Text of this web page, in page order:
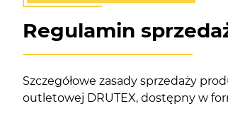
Regulamin
Szczegółowe zasady sprzedaży
outletowej DRUTEX, dostępny w